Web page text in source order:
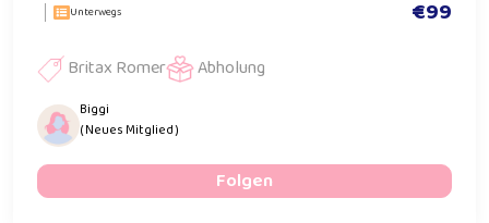
Unterwegs €99
Britax Romer Abholung
Biggi
( Neues Mitglied )
Folgen